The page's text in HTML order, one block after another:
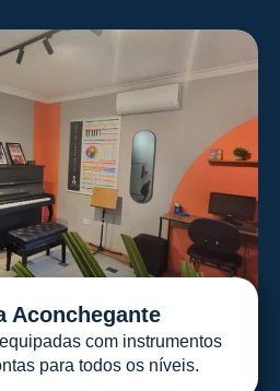
Aconchegante
com instrumentos
para todos os níveis.